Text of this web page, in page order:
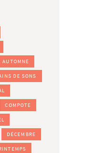
AUTOMNE
DE SONS
COMPOTE
DÉCEMBRE